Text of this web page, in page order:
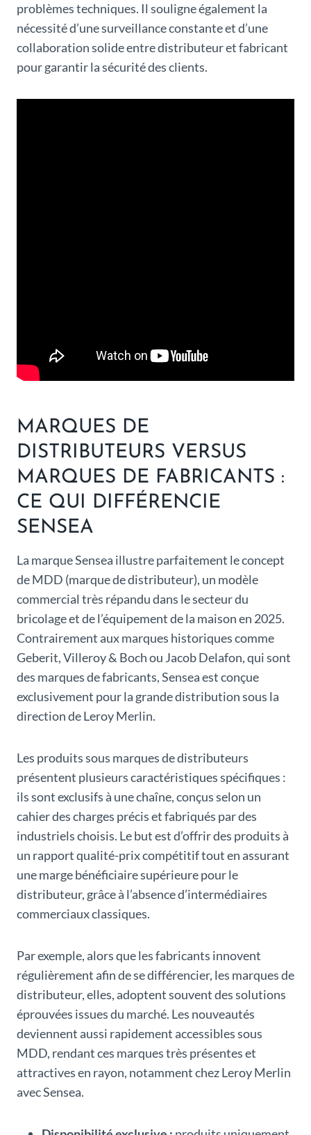
problèmes techniques. Il souligne également la
nécessité d’une surveillance constante et d’une
collaboration solide entre distributeur et fabricant
pour garantir la sécurité des clients.
MARQUES DE
DISTRIBUTEURS VERSUS
MARQUES DE FABRICANTS :
CE QUI DIFFÉRENCIE
SENSEA
La marque Sensea illustre parfaitement le concept
de MDD (marque de distributeur), un modèle
commercial très répandu dans le secteur du
bricolage et de l’équipement de la maison en 2025.
Contrairement aux marques historiques comme
Geberit, Villeroy & Boch ou Jacob Delafon, qui sont
des marques de fabricants, Sensea est conçue
exclusivement pour la grande distribution sous la
direction de Leroy Merlin.
Les produits sous marques de distributeurs
présentent plusieurs caractéristiques spécifiques :
ils sont exclusifs à une chaîne, conçus selon un
cahier des charges précis et fabriqués par des
industriels choisis. Le but est d’offrir des produits à
un rapport qualité-prix compétitif tout en assurant
une marge bénéficiaire supérieure pour le
distributeur, grâce à l’absence d’intermédiaires
commerciaux classiques.
Par exemple, alors que les fabricants innovent
régulièrement afin de se différencier, les marques de
distributeur, elles, adoptent souvent des solutions
éprouvées issues du marché. Les nouveautés
deviennent aussi rapidement accessibles sous
MDD, rendant ces marques très présentes et
attractives en rayon, notamment chez Leroy Merlin
avec Sensea.